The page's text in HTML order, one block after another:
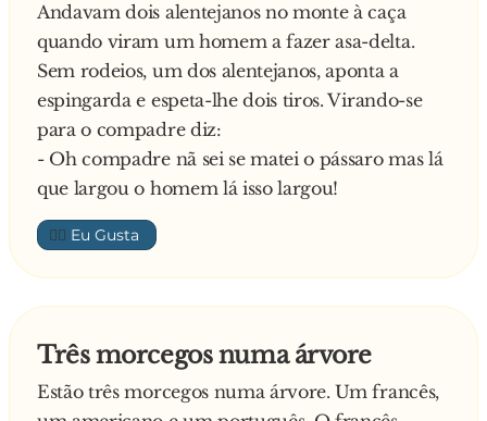
Andavam dois alentejanos no monte à caça
quando viram um homem a fazer asa-delta.
Sem rodeios, um dos alentejanos, aponta a
espingarda e espeta-lhe dois tiros. Virando-se
para o compadre diz:
- Oh compadre nã sei se matei o pássaro mas lá
que largou o homem lá isso largou!
👍🏼
Três morcegos numa árvore
Estão três morcegos numa árvore. Um francês,